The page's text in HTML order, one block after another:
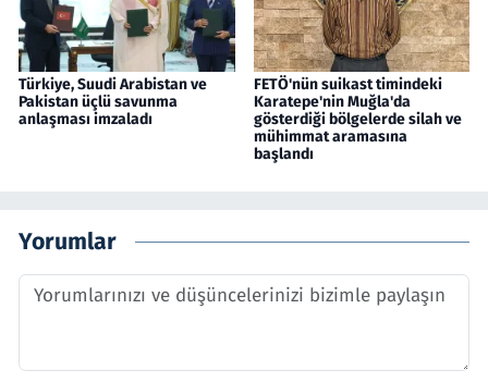
Türkiye, Suudi Arabistan ve
Pakistan üçlü savunma
anlaşması imzaladı
FETÖ'nün suikast timindeki
Karatepe'nin Muğla'da
gösterdiği bölgelerde silah ve
mühimmat aramasına
başlandı
Yorumlar